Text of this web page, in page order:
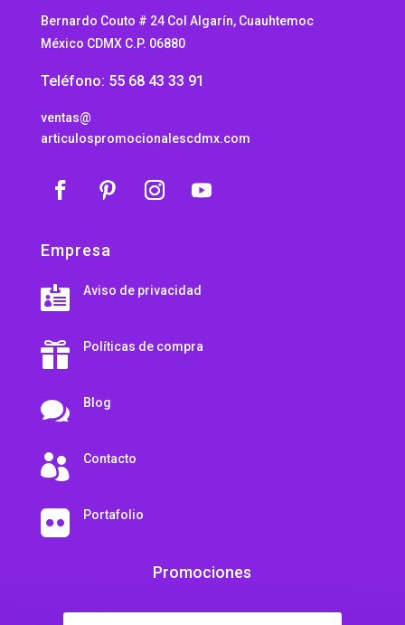
Bernardo Couto # 24 Col Algarín, Cuauhtemoc
México CDMX C.P. 06880
Teléfono: 55 68 43 33 91
ventas@
articulospromocionalescdmx.com
Empresa
 Aviso de privacidad
 Políticas de compra
 Blog
 Contacto
 Portafolio
Promociones